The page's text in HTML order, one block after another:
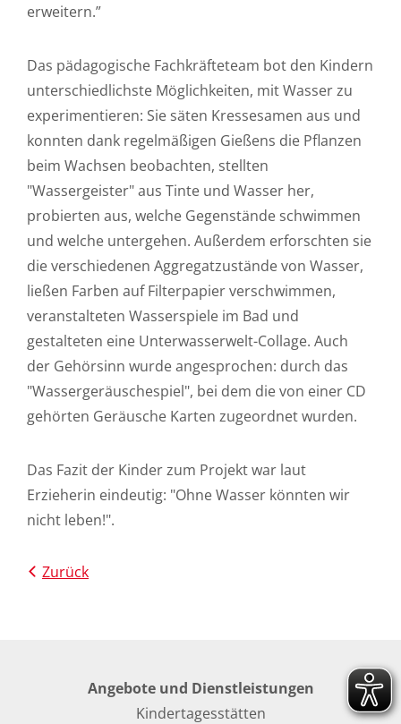
erweitern.”
Das pädagogische Fachkräfteteam bot den Kindern
unterschiedlichste Möglichkeiten, mit Wasser zu
experimentieren: Sie säten Kressesamen aus und
konnten dank regelmäßigen Gießens die Pflanzen
beim Wachsen beobachten, stellten
"Wassergeister" aus Tinte und Wasser her,
probierten aus, welche Gegenstände schwimmen
und welche untergehen. Außerdem erforschten sie
die verschiedenen Aggregatzustände von Wasser,
ließen Farben auf Filterpapier verschwimmen,
veranstalteten Wasserspiele im Bad und
gestalteten eine Unterwasserwelt-Collage. Auch
der Gehörsinn wurde angesprochen: durch das
"Wassergeräuschespiel", bei dem die von einer CD
gehörten Geräusche Karten zugeordnet wurden.
Das Fazit der Kinder zum Projekt war laut
Erzieherin eindeutig: "Ohne Wasser könnten wir
nicht leben!".
Zurück
Angebote und Dienstleistungen
Kindertagesstätten